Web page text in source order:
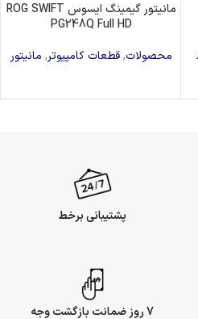
مانیتور گیمینگ ایسوس ROG SWIFT
PG248Q Full HD
محصولات,قطعات کامپیوتر, مانیتور
پشتیبانی برخط
7 روز ضمانت بازگشت وجه